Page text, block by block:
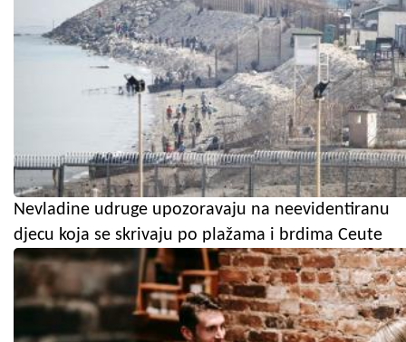
Nevladine udruge upozoravaju na neevidentiranu
djecu koja se skrivaju po plažama i brdima Ceute